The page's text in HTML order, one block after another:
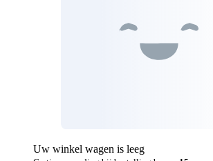
Uw winkel wagen is leeg